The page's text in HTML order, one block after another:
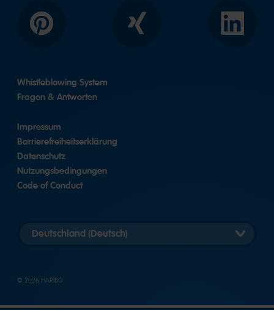
Pinterest Xing LinkedIn
Whistleblowing System
Fragen & Antworten
Impressum
Barrierefreiheitserklärung
Datenschutz
Nutzungsbedingungen
Code of Conduct
auswählen
© 2026 HARIBO